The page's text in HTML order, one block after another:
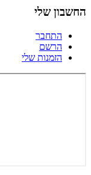
החשבון שלי
התחבר
הרשם
הזמנות שלי